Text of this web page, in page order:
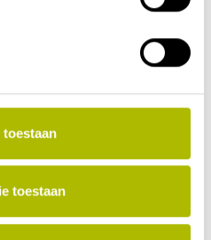
toestaan
toestaan
bezoeker. Dit
aantal
specifieke
de website te
tellen.
Per
ent